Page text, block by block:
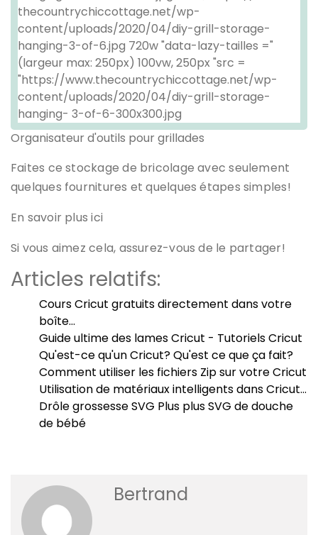
Organisateur d'outils pour grillades
Faites ce stockage de bricolage avec seulement
quelques fournitures et quelques étapes simples!
En savoir plus ici
Si vous aimez cela, assurez-vous de le partager!
Articles relatifs:
Cours Cricut gratuits directement dans votre
boîte…
Guide ultime des lames Cricut - Tutoriels Cricut
Qu'est-ce qu'un Cricut? Qu'est ce que ça fait?
Comment utiliser les fichiers Zip sur votre Cricut
Utilisation de matériaux intelligents dans Cricut…
Drôle grossesse SVG Plus plus SVG de douche
de bébé
Bertrand